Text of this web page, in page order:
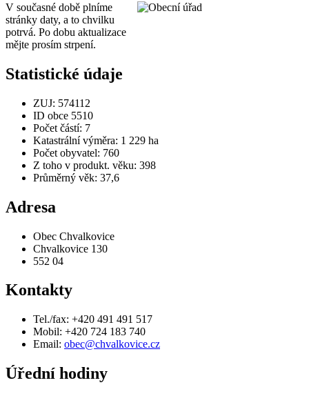
V současné době plníme
stránky daty, a to chvilku
potrvá. Po dobu aktualizace
mějte prosím strpení.
Statistické údaje
ZUJ: 574112
ID obce 5510
Počet částí: 7
Katastrální výměra: 1 229 ha
Počet obyvatel: 760
Z toho v produkt. věku: 398
Průměrný věk: 37,6
Adresa
Obec Chvalkovice
Chvalkovice 130
552 04
Kontakty
Tel./fax: +420 491 491 517
Mobil: +420 724 183 740
Email: obec@chvalkovice.cz
Úřední hodiny